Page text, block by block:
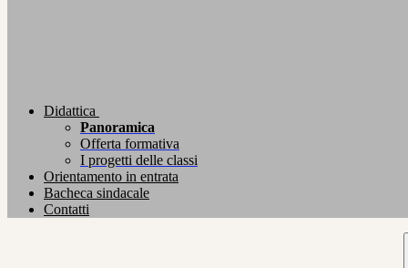
Didattica
Panoramica
Offerta formativa
I progetti delle classi
Orientamento in entrata
Bacheca sindacale
Contatti